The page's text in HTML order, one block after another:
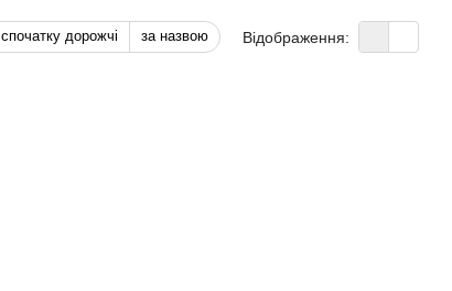
спочатку дорожчі за назвою Відображення: